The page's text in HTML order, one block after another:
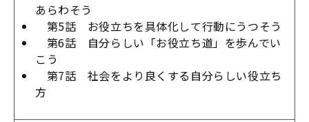
あらわそう
第5話 お役立ちを具体化して行動にうつそう
第6話 自分らしい「お役立ち道」を歩んでい
こう
第7話 社会をより良くする自分らしい役立ち
方